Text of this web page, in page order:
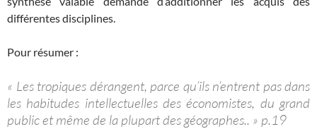
différentes disciplines.
Pour résumer :
« Les tropiques dérangent, parce qu’ils n’entrent pas dans
les habitudes intellectuelles des économistes, du grand
public et même de la plupart des géographes.. » p.19